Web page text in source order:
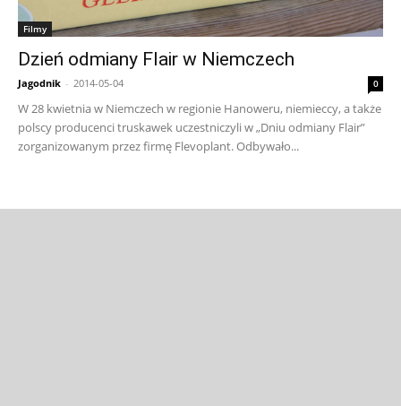
Filmy
Dzień odmiany Flair w Niemczech
Jagodnik - 2014-05-04 0
W 28 kwietnia w Niemczech w regionie Hanoweru, niemieccy, a także
polscy producenci truskawek uczestniczyli w „Dniu odmiany Flair”
zorganizowanym przez firmę Flevoplant. Odbywało...